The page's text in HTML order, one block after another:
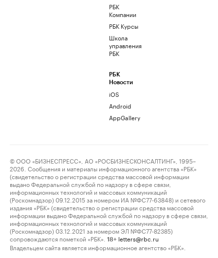
РБК
Компании
РБК Курсы
Школа
управления
РБК
РБК
Новости
iOS
Android
AppGallery
© ООО «БИЗНЕСПРЕСС», АО «РОСБИЗНЕСКОНСАЛТИНГ», 1995–
2026. Сообщения и материалы информационного агентства «РБК»
(свидетельство о регистрации средства массовой информации
выдано Федеральной службой по надзору в сфере связи,
информационных технологий и массовых коммуникаций
(Роскомнадзор) 09.12.2015 за номером ИА №ФС77-63848) и сетевого
издания «РБК» (свидетельство о регистрации средства массовой
информации выдано Федеральной службой по надзору в сфере связи,
информационных технологий и массовых коммуникаций
(Роскомнадзор) 03.12.2021 за номером ЭЛ №ФС77-82385)
сопровождаются пометкой «РБК».
18+ letters@rbc.ru
Владельцем сайта является информационное агентство «РБК».